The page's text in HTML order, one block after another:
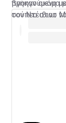
προηγούμενη
τον Ντέιβιντ
βγήκαν ακόμα
σούπερ σταρ